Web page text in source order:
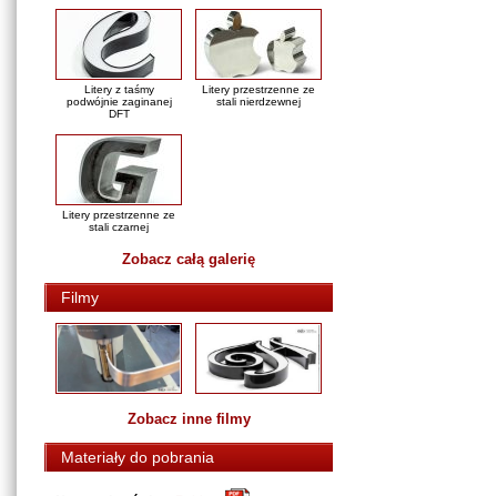
Litery z taśmy
podwójnie zaginanej
DFT
Litery przestrzenne ze
stali nierdzewnej
Litery przestrzenne ze
stali czarnej
Zobacz całą galerię
Filmy
Zobacz inne filmy
Materiały do pobrania